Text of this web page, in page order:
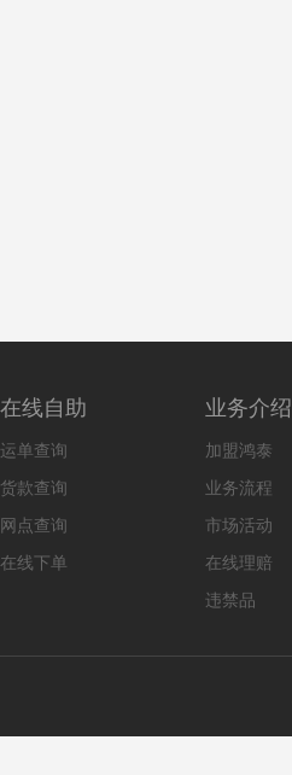
在线自助
运单查询
货款查询
网点查询
在线下单
业务介绍
加盟鸿泰
业务流程
市场活动
在线理赔
违禁品